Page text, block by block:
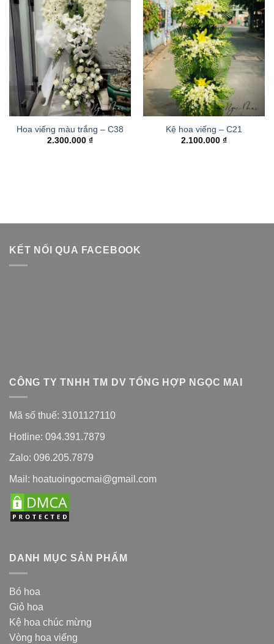
Hoa viếng màu trắng – C38
2.300.000 ₫
Kệ hoa viếng – C21
2.100.000 ₫
KẾT NỐI QUA FACEBOOK
CÔNG TY TNHH TM DV TỔNG HỢP NGỌC MAI
Mã số thuế: 3101127110
Hotline: 094.391.7879
Zalo: 096.205.7879
Mail: hoatuoingocmai@gmail.com
DANH MỤC SẢN PHẨM
Bó hoa
Giỏ hoa
Kệ hoa chúc mừng
Vòng hoa viếng